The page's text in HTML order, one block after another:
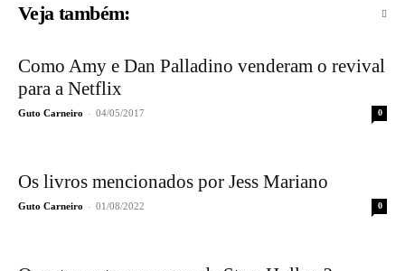
Veja também:
Como Amy e Dan Palladino venderam o revival
para a Netflix
Guto Carneiro - 04/05/2017 0
Os livros mencionados por Jess Mariano
Guto Carneiro - 01/08/2022 0